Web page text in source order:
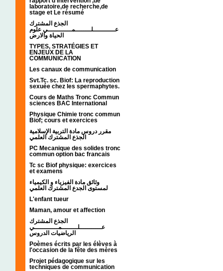
laboratoire,de recherche,de
stage et Le résumé
الجذع المشترك
عـــــــــــلــــــــمــــــــــــي علوم
الحياة والارض
TYPES, STRATÉGIES ET
ENJEUX DE LA
COMMUNICATION
Les canaux de communication
Svt.Tc. sc. Biof: La reproduction
sexuée chez les spermaphytes.
Cours de Maths Tronc Commun
sciences BAC International
Physique Chimie tronc commun
Biof; cours et exercices
مقرر دروس مادة التربية الإسلامية
الجذع المشترك العلمي
PC Mecanique des solides tronc
commun option bac francais
Tc sc Biof physique: exercices
et examens
وثائق مادة الفيزياء و الكيمياء
L'enfant tueur
Maman, amour et affection
الجذع المشترك
عـــــــــــلــــــــمــــــــــــي
الرياضيات الدروس
Poèmes écrits par les élèves à
l'occasion de la fête des mères
Projet pédagogique sur les
techniques de communication